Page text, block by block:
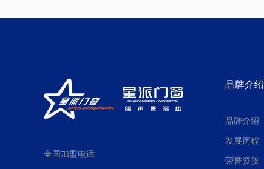
全国加盟电话
品牌介绍
品牌介绍
发展历程
荣誉资质